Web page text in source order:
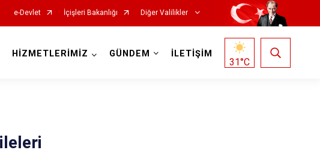
e-Devlet İçişleri Bakanlığı Diğer Valilikler
HİZMETLERİMİZ GÜNDEM İLETİŞİM
31°C